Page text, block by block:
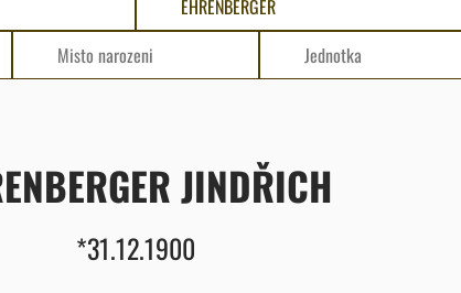
JINDŘICH
*31.12.1900